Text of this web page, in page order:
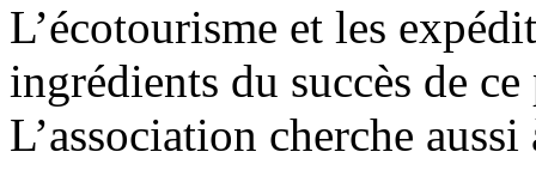
L’écotourisme et les
ingrédients du succès de
L’association cherche